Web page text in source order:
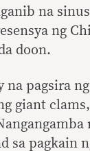
na
ng
doon.
na pagsira
giant
sa pagkain